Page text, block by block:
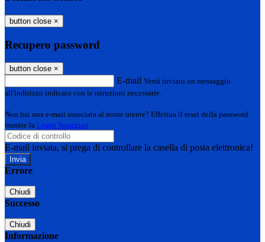
button close ×
Recupero password
button close ×
E-mail Verrà inviato un messaggio
all'indirizzo indicato con le istruzioni necessarie.
Non hai una e-mail associata al nome utente? Effettua il reset della password
tramite la Login Spaggiari
E-mail inviata, si prega di controllare la casella di posta elettronica!
Errore
Chiudi
Successo
Chiudi
Informazione